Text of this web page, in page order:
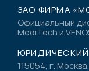
ЗАО ФИРМА
Официальный
MediTech и
115054, г.